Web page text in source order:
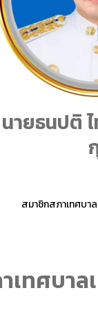
นายธนปติ
สมาชิกสภาเทศบาล
ทศบาล